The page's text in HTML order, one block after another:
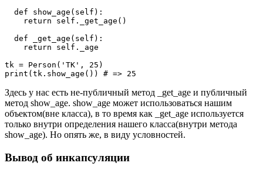
  def show_age(self):
    return self._get_age()
  def _get_age(self):
    return self._age
tk = Person('TK', 25)
Здесь у нас есть не-публичный метод _get_age и публичный
метод show_age. show_age может использоваться нашим
объектом(вне класса), в то время как _get_age используется
только внутри определения нашего класса(внутри метода
show_age). Но опять же, в виду условностей.
Вывод об инкапсуляции